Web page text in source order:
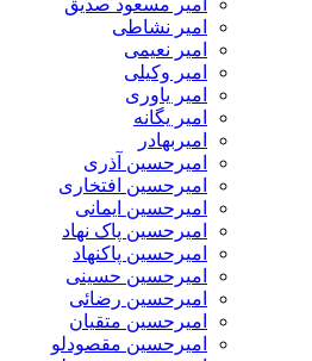
امیر مسعود صدیق
امیر نشاطی
امیر نعیمی
امیر وکیلی
امیر یاوری
امیر یگانه
امیربهادر
امیرحسین آذری
امیرحسین افتخاری
امیرحسین ایمانی
امیرحسین پاک نهاد
امیرحسین پاکنهاد
امیرحسین حسینی
امیرحسین رضائی
امیرحسین متقیان
امیرحسین مقصودلو